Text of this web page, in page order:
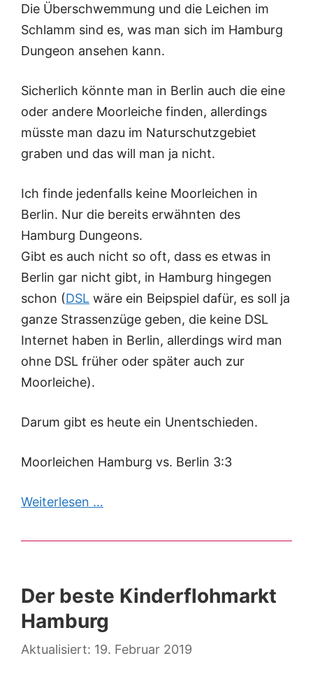
Die Überschwemmung und die Leichen im
Schlamm sind es, was man sich im Hamburg
Dungeon ansehen kann.
Sicherlich könnte man in Berlin auch die eine
oder andere Moorleiche finden, allerdings
müsste man dazu im Naturschutzgebiet
graben und das will man ja nicht.
Ich finde jedenfalls keine Moorleichen in
Berlin. Nur die bereits erwähnten des
Hamburg Dungeons.
Gibt es auch nicht so oft, dass es etwas in
Berlin gar nicht gibt, in Hamburg hingegen
schon (DSL wäre ein Beipspiel dafür, es soll ja
ganze Strassenzüge geben, die keine DSL
Internet haben in Berlin, allerdings wird man
ohne DSL früher oder später auch zur
Moorleiche).
Darum gibt es heute ein Unentschieden.
Moorleichen Hamburg vs. Berlin 3:3
Weiterlesen …
Der beste Kinderflohmarkt
Hamburg
19. Februar 2019